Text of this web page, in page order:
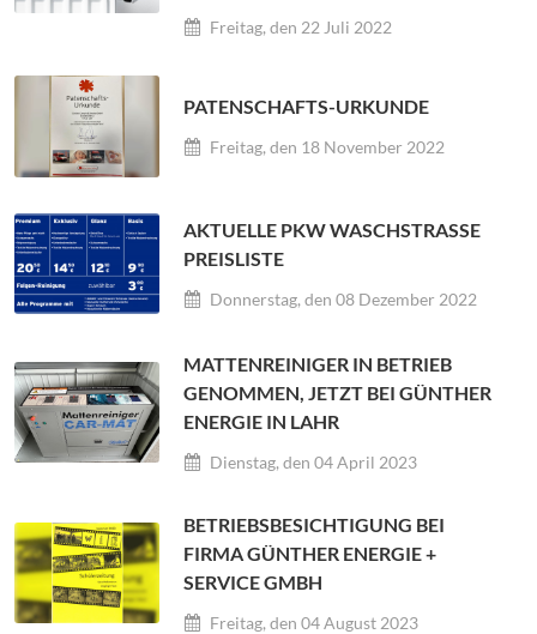
Freitag, den 22 Juli 2022
PATENSCHAFTS-URKUNDE
Freitag, den 18 November 2022
AKTUELLE PKW WASCHSTRASSE P
REISLISTE
Donnerstag, den 08 Dezember 2022
MATTENREINIGER IN BETRIEB
GENOMMEN, JETZT BEI GÜNTHER
ENERGIE IN LAHR
Dienstag, den 04 April 2023
BETRIEBSBESICHTIGUNG BEI
FIRMA GÜNTHER ENERGIE +
SERVICE GMBH
Freitag, den 04 August 2023